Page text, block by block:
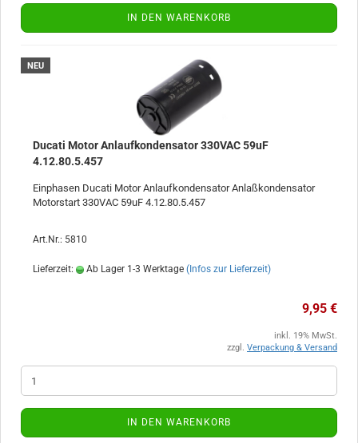
IN DEN WARENKORB
NEU
Ducati Motor Anlaufkondensator 330VAC 59uF
4.12.80.5.457
Einphasen Ducati Motor Anlaufkondensator Anlaßkondensator
Motorstart 330VAC 59uF 4.12.80.5.457
Art.Nr.: 5810
Lieferzeit: Ab Lager 1-3 Werktage (Infos zur Lieferzeit)
9,95 €
inkl. 19% MwSt.
zzgl. Verpackung & Versand
IN DEN WARENKORB